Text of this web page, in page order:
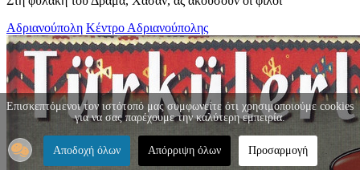
Αδριανούπολη Κέντρο Αδριανούπολης
Επισκεπτόμενοι τον ιστότοπό μας συμφωνείτε ότι χρησιμοποιούμε cookies
για να σας παρέχουμε την καλύτερη εμπειρία.
Αποδοχή όλων Απόρριψη όλων Προσαρμογή